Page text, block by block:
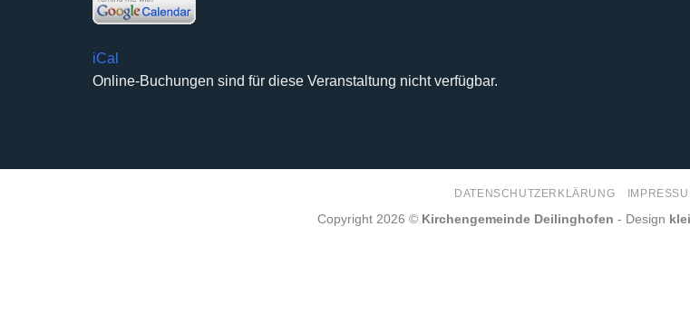
iCal
Online-Buchungen sind für diese Veranstaltung nicht verfügbar.
DATENSCHUTZERKLÄRUNG
Copyright 2026 © Kirchengemeinde Deilinghofen - Design